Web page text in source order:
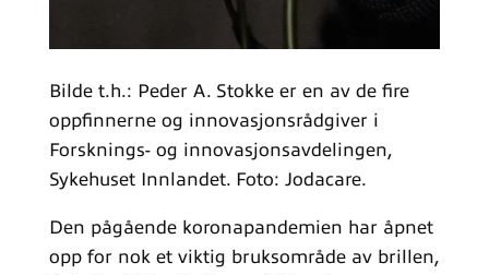
Bilde t.h.: Peder A. Stokke er en av de fire
oppfinnerne og innovasjonsrådgiver i
Forsknings- og innovasjonsavdelingen,
Sykehuset Innlandet. Foto: Jodacare.
Den pågående koronapandemien har åpnet
opp for nok et viktig bruksområde av brillen,